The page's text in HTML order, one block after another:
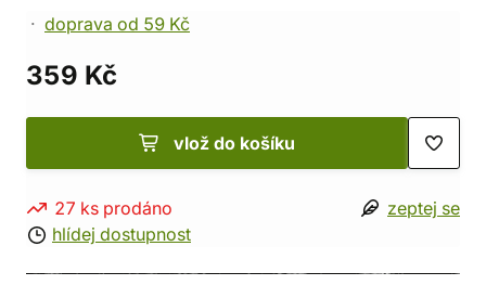
doprava od 59 Kč
359 Kč
vlož do košíku
27 ks prodáno
hlídej dostupnost
zeptej se